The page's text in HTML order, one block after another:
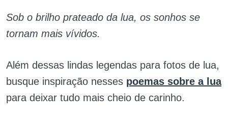
Sob o brilho prateado da lua, os sonhos se
tornam mais vívidos.
Além dessas lindas legendas para fotos de lua,
busque inspiração nesses poemas sobre a lua
para deixar tudo mais cheio de carinho.